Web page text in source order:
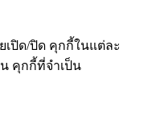
ปิด/ปิด คุกกี้ในแต่ละ
คุกกี้ที่จำเป็น